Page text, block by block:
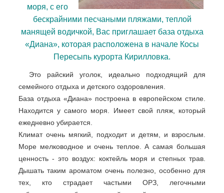
моря, с его
бескрайними песчаными пляжами, теплой
манящей водичкой, Вас приглашает база отдыха
«Диана», которая расположена в начале Косы
Пересыпь курорта Кирилловка.
Это райский уголок, идеально подходящий для
семейного отдыха и детского оздоровления.
База отдыха «Диана» построена в европейском стиле.
Находится у самого моря. Имеет свой пляж, который
ежедневно убирается.
Климат очень мягкий, подходит и детям, и взрослым.
Море мелководное и очень теплое. А самая большая
ценность - это воздух: коктейль моря и степных трав.
Дышать таким ароматом очень полезно, особенно для
тех, кто страдает частыми ОРЗ, легочными